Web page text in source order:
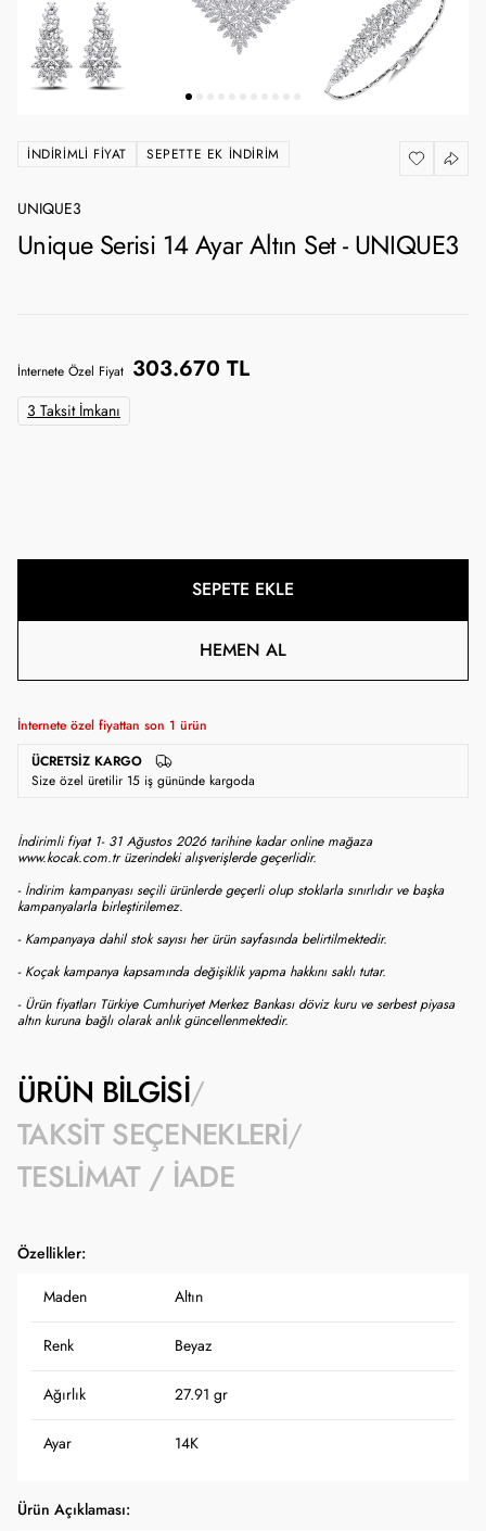
İNDIRIMLI FIYAT SEPETTE EK İNDIRIM
UNIQUE3
Unique Serisi 14 Ayar Altın Set - UNIQUE3
İnternete Özel Fiyat 303.670 TL
3 Taksit İmkanı
SEPETE EKLE
HEMEN AL
İnternete özel fiyattan son 1 ürün
ÜCRETSIZ KARGO
Size özel üretilir 15 iş gününde kargoda
İndirimli fiyat 1- 31 Ağustos 2026 tarihine kadar online mağaza
www.kocak.com.tr üzerindeki alışverişlerde geçerlidir.
- İndirim kampanyası seçili ürünlerde geçerli olup stoklarla sınırlıdır ve başka
kampanyalarla birleştirilemez.
- Kampanyaya dahil stok sayısı her ürün sayfasında belirtilmektedir.
- Koçak kampanya kapsamında değişiklik yapma hakkını saklı tutar.
- Ürün fiyatları Türkiye Cumhuriyet Merkez Bankası döviz kuru ve serbest piyasa
altın kuruna bağlı olarak anlık güncellenmektedir.
ÜRÜN BILGISI
TAKSIT SEÇENEKLERI
TESLIMAT / İADE
Özellikler:
Maden Altın
Renk Beyaz
Ağırlık 27.91 gr
Ayar 14K
Ürün Açıklaması: